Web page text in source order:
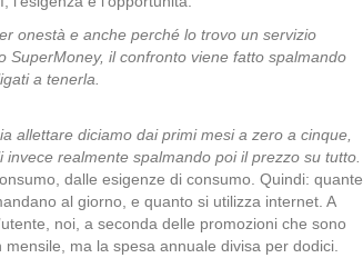
onestà e anche perché lo trovo un servizio
SuperMoney, il confronto viene fatto spalmando
a tenerla.
allettare diciamo dai primi mesi a zero a cinque,
realmente spalmando poi il prezzo su tutto.
dalle esigenze di consumo. Quindi: quante
al giorno, e quanto si utilizza internet. A
noi, a seconda delle promozioni che sono
ma la spesa annuale divisa per dodici.